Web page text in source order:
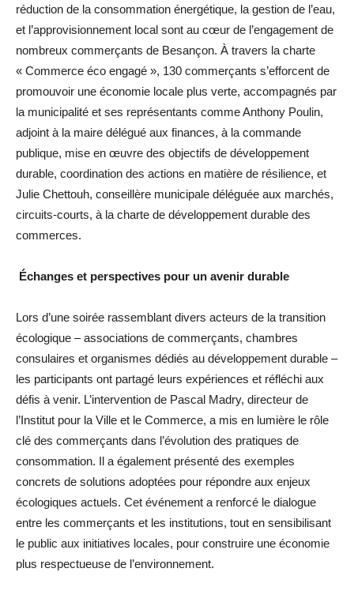
réduction de la consommation énergétique, la gestion de l’eau,
et l’approvisionnement local sont au cœur de l’engagement de
nombreux commerçants de Besançon. À travers la charte
« Commerce éco engagé », 130 commerçants s’efforcent de
promouvoir une économie locale plus verte, accompagnés par
la municipalité et ses représentants comme Anthony Poulin,
adjoint à la maire délégué aux finances, à la commande
publique, mise en œuvre des objectifs de développement
durable, coordination des actions en matière de résilience, et
Julie Chettouh, conseillère municipale déléguée aux marchés,
circuits-courts, à la charte de développement durable des
commerces.
Échanges et perspectives pour un avenir durable
Lors d’une soirée rassemblant divers acteurs de la transition
écologique – associations de commerçants, chambres
consulaires et organismes dédiés au développement durable –
les participants ont partagé leurs expériences et réfléchi aux
défis à venir. L’intervention de Pascal Madry, directeur de
l’Institut pour la Ville et le Commerce, a mis en lumière le rôle
clé des commerçants dans l’évolution des pratiques de
consommation. Il a également présenté des exemples
concrets de solutions adoptées pour répondre aux enjeux
écologiques actuels. Cet événement a renforcé le dialogue
entre les commerçants et les institutions, tout en sensibilisant
le public aux initiatives locales, pour construire une économie
plus respectueuse de l’environnement.